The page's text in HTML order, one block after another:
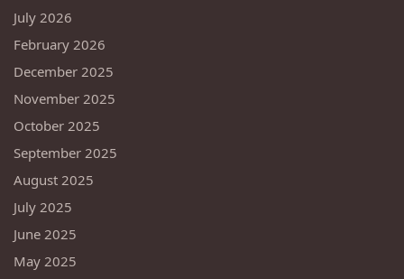
July 2026
February 2026
December 2025
November 2025
October 2025
September 2025
August 2025
July 2025
June 2025
May 2025